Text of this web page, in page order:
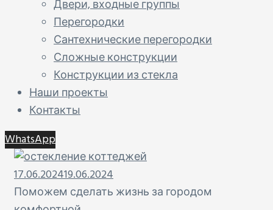
Двери, входные группы
Перегородки
Сантехнические перегородки
Сложные конструкции
Конструкции из стекла
Наши проекты
Контакты
WhatsApp
17.06.202419.06.2024
Поможем сделать жизнь за городом